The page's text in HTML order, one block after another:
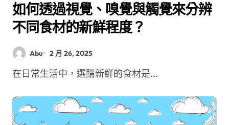
如何透過視覺、嗅覺與觸覺來分辨
不同食材的新鮮程度？
Abu 2 月 26, 2025
在日常生活中，選購新鮮的食材是...